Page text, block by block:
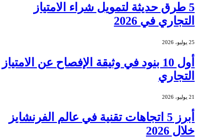
5 طرق حديثة لتمويل شراء الامتياز
التجاري في 2026
25 يوليو، 2026
أول 10 بنود في وثيقة الإفصاح عن الامتياز
التجاري
21 يوليو، 2026
أبرز 5 اتجاهات تقنية في عالم الفرنشايز
خلال 2026